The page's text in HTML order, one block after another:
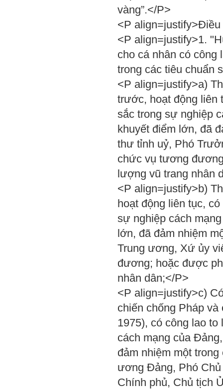
vàng”.</P>
<P align=justify>Điều
<P align=justify>1.
cho cá nhân có công
trong các tiêu chuẩn
<P align=justify>a)
trước, hoạt động liên
sắc trong sự nghiệp
khuyết điểm lớn, đã
thư tỉnh uỷ, Phó
chức vụ tương
lượng vũ trang nhân
<P align=justify>b)
hoạt động liên tục,
sự nghiệp cách
lớn, đã đảm nhiệm
Trung ương, Xứ ủy
đương; hoặc được
nhân dân;</P>
<P align=justify>c)
chiến chống Pháp
1975), có công lao
cách mạng của
đảm nhiệm một
ương Đảng, Phó
Chính phủ, Chủ tịch